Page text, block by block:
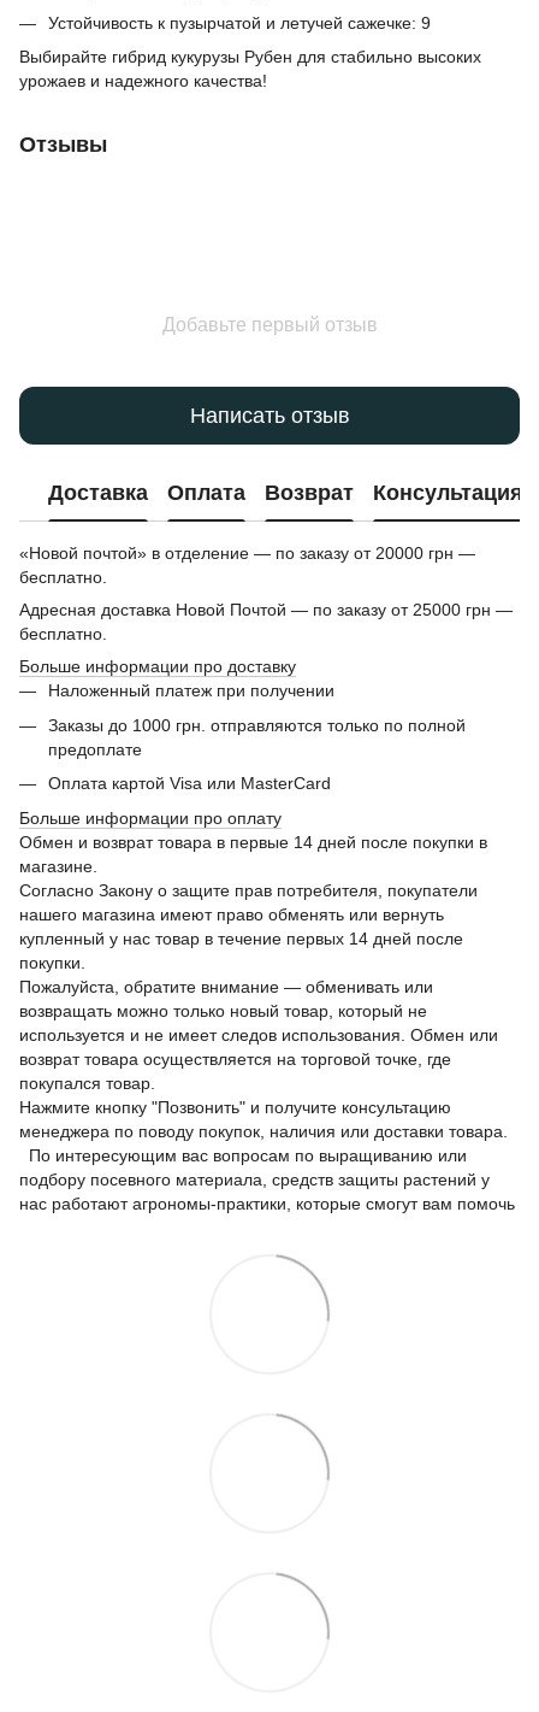
Устойчивость к пузырчатой ​​и летучей сажечке: 9
Выбирайте гибрид кукурузы Рубен для стабильно высоких
урожаев и надежного качества!
Отзывы
Добавьте первый отзыв
Написать отзыв
Доставка Оплата Возврат Консультация
«Новой почтой» в отделение — по заказу от 20000 грн —
бесплатно.
Адресная доставка Новой Почтой — по заказу от 25000 грн —
бесплатно.
Больше информации про доставку
Наложенный платеж при получении
Заказы до 1000 грн. отправляются только по полной
предоплате
Оплата картой Visa или MasterCard
Больше информации про оплату
Обмен и возврат товара в первые 14 дней после покупки в
магазине.
Согласно Закону о защите прав потребителя, покупатели
нашего магазина имеют право обменять или вернуть
купленный у нас товар в течение первых 14 дней после
покупки.
Пожалуйста, обратите внимание — обменивать или
возвращать можно только новый товар, который не
используется и не имеет следов использования. Обмен или
возврат товара осуществляется на торговой точке, где
покупался товар.
Нажмите кнопку "Позвонить" и получите консультацию
менеджера по поводу покупок, наличия или доставки товара.
По интересующим вас вопросам по выращиванию или
подбору посевного материала, средств защиты растений у
нас работают агрономы-практики, которые смогут вам помочь